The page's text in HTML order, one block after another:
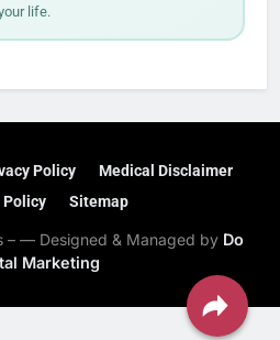
life.
Policy
Medical Disclaimer
Sitemap
– — Designed & Managed by Do
Marketing